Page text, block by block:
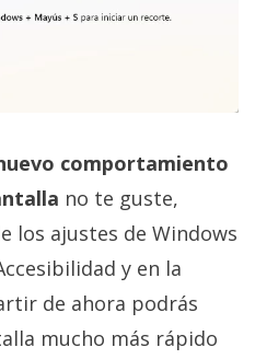
comportamiento
no te guste,
los ajustes de Windows
y en la
de ahora podrás
mucho más rápido